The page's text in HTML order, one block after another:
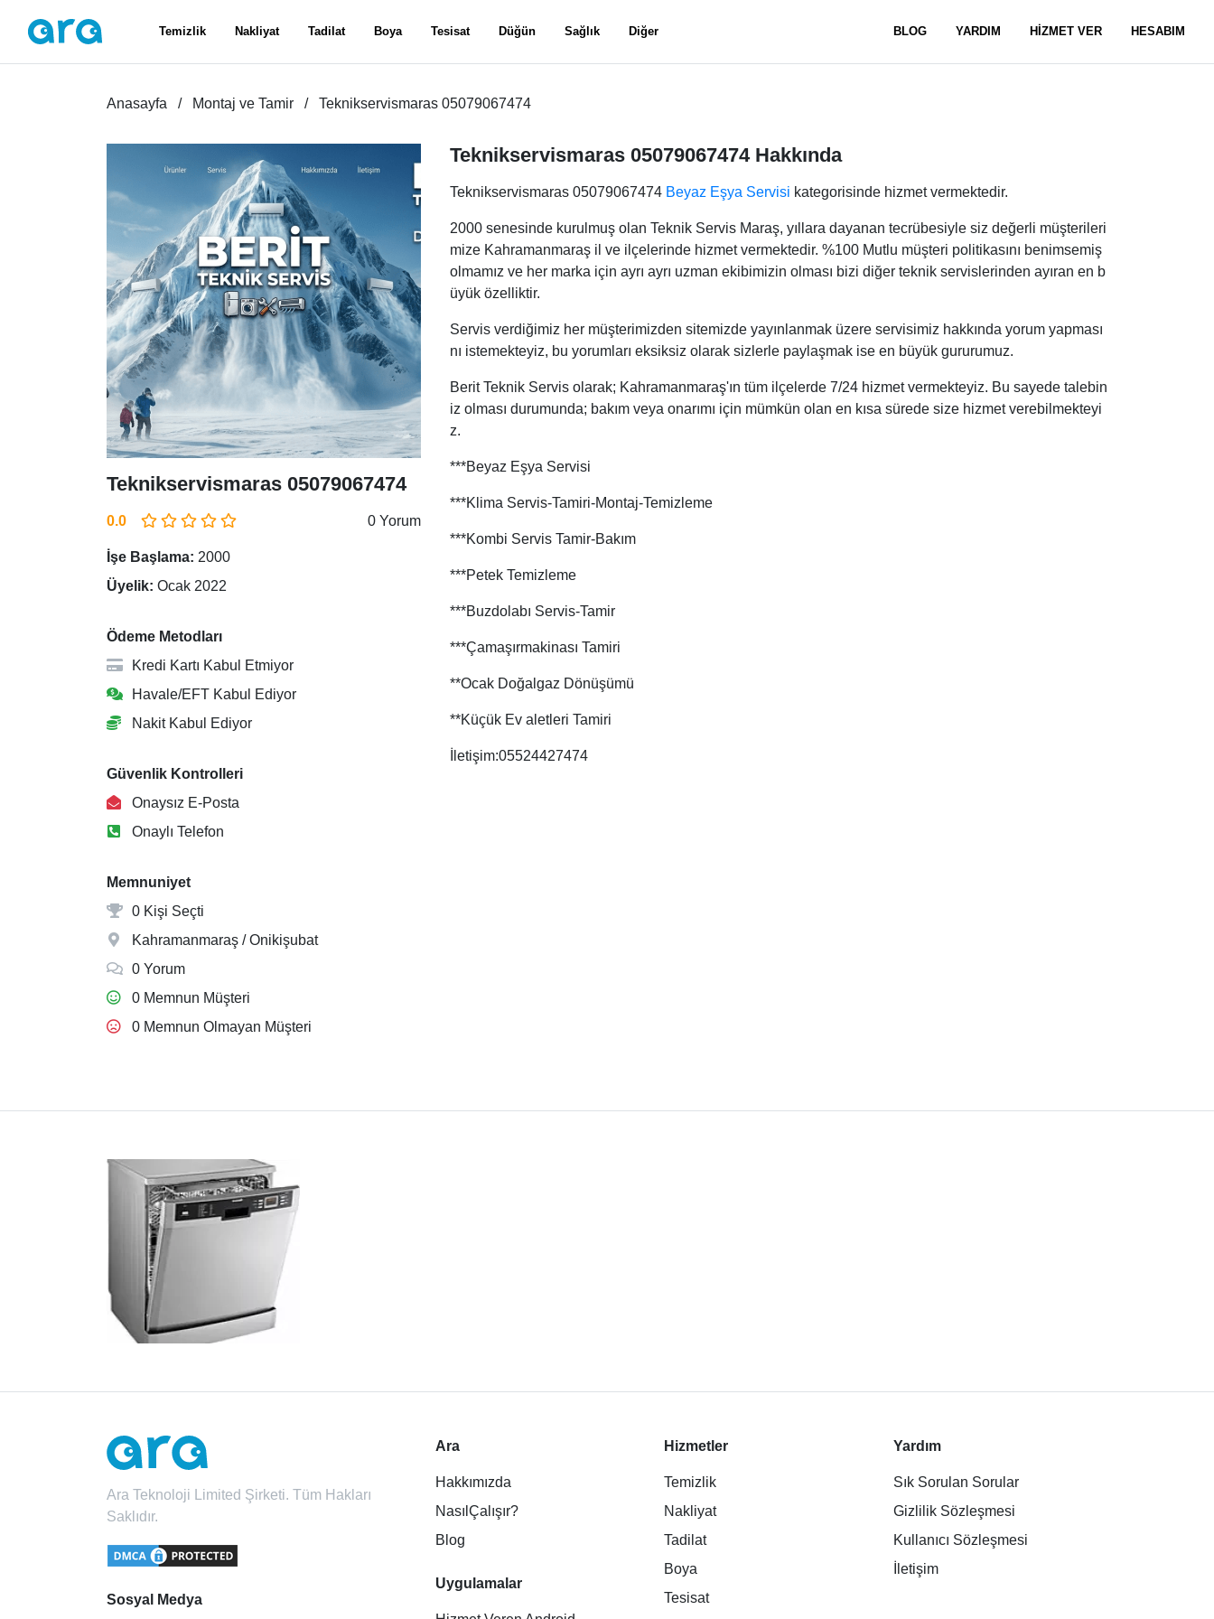
Temizlik Nakliyat Tadilat Boya Tesisat Düğün Sağlık Diğer BLOG YARDIM HİZMET VER HESABIM
Anasayfa Montaj ve Tamir Teknikservismaras 05079067474
Teknikservismaras 05079067474
0.0 0 Yorum
İşe Başlama: 2000
Üyelik: Ocak 2022
Ödeme Metodları
Kredi Kartı Kabul Etmiyor
Havale/EFT Kabul Ediyor
Nakit Kabul Ediyor
Güvenlik Kontrolleri
Onaysız E-Posta
Onaylı Telefon
Memnuniyet
0 Kişi Seçti
Kahramanmaraş / Onikişubat
0 Yorum
0 Memnun Müşteri
0 Memnun Olmayan Müşteri
Teknikservismaras 05079067474 Hakkında
Teknikservismaras 05079067474 Beyaz Eşya Servisi kategorisinde hizmet vermektedir.
2000 senesinde kurulmuş olan Teknik Servis Maraş, yıllara dayanan tecrübesiyle siz değerli müşterileri
mize Kahramanmaraş il ve ilçelerinde hizmet vermektedir. %100 Mutlu müşteri politikasını benimsemiş
olmamız ve her marka için ayrı ayrı uzman ekibimizin olması bizi diğer teknik servislerinden ayıran en b
üyük özelliktir.
Servis verdiğimiz her müşterimizden sitemizde yayınlanmak üzere servisimiz hakkında yorum yapması
nı istemekteyiz, bu yorumları eksiksiz olarak sizlerle paylaşmak ise en büyük gururumuz.
Berit Teknik Servis olarak; Kahramanmaraş'ın tüm ilçelerde 7/24 hizmet vermekteyiz. Bu sayede talebin
iz olması durumunda; bakım veya onarımı için mümkün olan en kısa sürede size hizmet verebilmekteyi
z.
***Beyaz Eşya Servisi
***Klima Servis-Tamiri-Montaj-Temizleme
***Kombi Servis Tamir-Bakım
***Petek Temizleme
***Buzdolabı Servis-Tamir
***Çamaşırmakinası Tamiri
**Ocak Doğalgaz Dönüşümü
**Küçük Ev aletleri Tamiri
İletişim:05524427474
Ara Teknoloji Limited Şirketi. Tüm Hakları
Saklıdır.
Sosyal Medya
Ara
Hakkımızda
NasılÇalışır?
Blog
Uygulamalar
Hizmetler
Temizlik
Nakliyat
Tadilat
Boya
Tesisat
Yardım
Sık Sorulan Sorular
Gizlilik Sözleşmesi
Kullanıcı Sözleşmesi
İletişim